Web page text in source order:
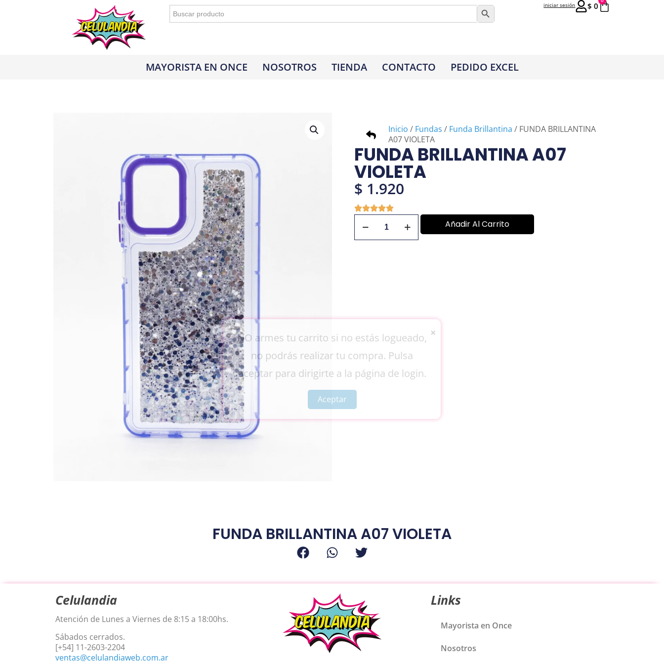
Buscar: Botón de búsqueda
$ 0
iniciar sesión
MAYORISTA EN ONCE NOSOTROS TIENDA CONTACTO PEDIDO EXCEL
Inicio / Fundas / Funda Brillantina / FUNDA BRILLANTINA
A07 VIOLETA
FUNDA BRILLANTINA A07
VIOLETA
$ 1.920
Añadir Al Carrito
FUNDA BRILLANTINA A07 VIOLETA
Celulandia
Atención de Lunes a Viernes de 8:15 a 18:00hs.
Sábados cerrados.
[+54] 11-2603-2204
ventas@celulandiaweb.com.ar
Links
Mayorista en Once
Nosotros
×
NO armes tu carrito si no estás logueado,
no podrás realizar tu compra. Pulsa
aceptar para dirigirte a la página de login.
Aceptar